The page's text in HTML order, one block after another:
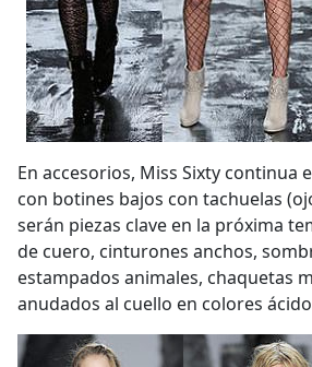
En accesorios, Miss Sixty continua
con botines bajos con tachuelas
serán piezas clave en la próxima
de cuero, cinturones anchos,
estampados animales, chaquetas
anudados al cuello en colores